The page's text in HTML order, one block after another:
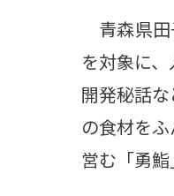
青森県田
を対象に
開発秘話
の食材を
営む「勇鮨